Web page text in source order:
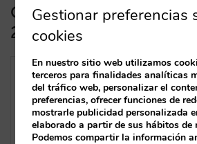
Calendario de demanda
2022-23
Gestionar preferencias
cookies
En nuestro sitio web utilizamos
terceros para finalidades analíticas
del tráfico web, personalizar el
preferencias, ofrecer funciones de
mostrarle publicidad personalizada
elaborado a partir de sus hábitos de
Podemos compartir la información